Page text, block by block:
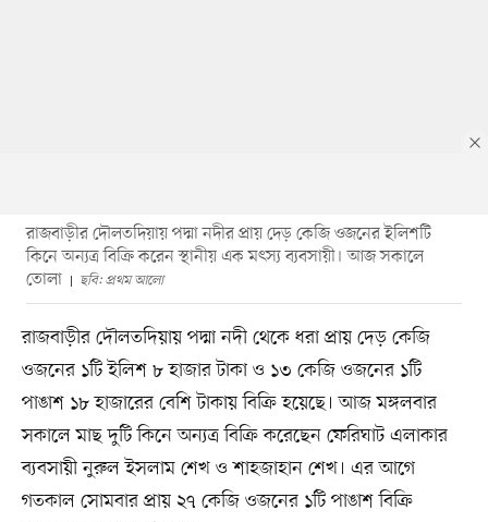
রাজবাড়ীর দৌলতদিয়ায় পদ্মা নদীর প্রায় দেড় কেজি ওজনের ইলিশটি
কিনে অন্যত্র বিক্রি করেন স্থানীয় এক মৎস্য ব্যবসায়ী। আজ সকালে
তোলা
ছবি: প্রথম আলো
রাজবাড়ীর দৌলতদিয়ায় পদ্মা নদী থেকে ধরা প্রায় দেড় কেজি
ওজনের ১টি ইলিশ ৮ হাজার টাকা ও ১৩ কেজি ওজনের ১টি
পাঙাশ ১৮ হাজারের বেশি টাকায় বিক্রি হয়েছে। আজ মঙ্গলবার
সকালে মাছ দুটি কিনে অন্যত্র বিক্রি করেছেন ফেরিঘাট এলাকার
ব্যবসায়ী নুরুল ইসলাম শেখ ও শাহজাহান শেখ। এর আগে
গতকাল সোমবার প্রায় ২৭ কেজি ওজনের ১টি পাঙাশ বিক্রি